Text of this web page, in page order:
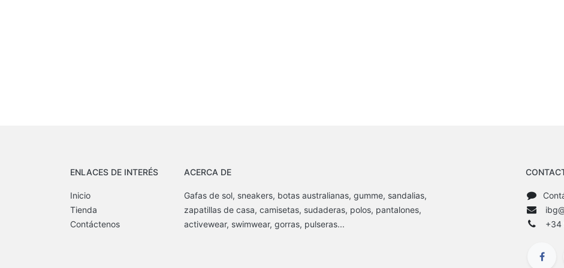
ENLACES DE INTERÉS
Inicio
Tienda
Contáctenos
ACERCA DE
Gafas de sol, sneakers, botas australianas, gumme, sandalias,
zapatillas de casa, camisetas, sudaderas, polos, pantalones,
activewear, swimwear, gorras, pulseras...
+34